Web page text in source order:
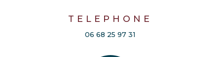
TELEPHONE
06 68 25 97 31